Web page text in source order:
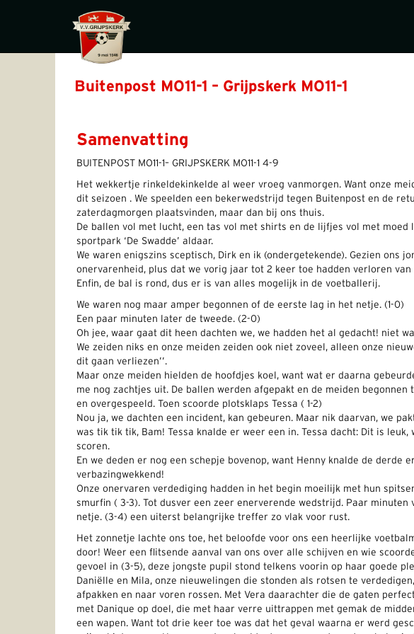
Buitenpost MO11-1 – Grijpskerk MO11-1
Samenvatting
BUITENPOST MO11-1– GRIJPSKERK MO11-1 4-9
Het wekkertje rinkeldekinkelde al weer vroeg vanmorgen. Want onze
dit seizoen . We speelden een bekerwedstrijd tegen Buitenpost en de
zaterdagmorgen plaatsvinden, maar dan bij ons thuis.
De ballen vol met lucht, een tas vol met shirts en de lijfjes vol met moed
sportpark ‘De Swadde’ aldaar.
We waren enigszins sceptisch, Dirk en ik (ondergetekende). Gezien ons
onervarenheid, plus dat we vorig jaar tot 2 keer toe hadden verloren van
Enfin, de bal is rond, dus er is van alles mogelijk in de voetballerij.
We waren nog maar amper begonnen of de eerste lag in het netje. (1-0)
Een paar minuten later de tweede. (2-0)
Oh jee, waar gaat dit heen dachten we, we hadden het al gedacht! niet
We zeiden niks en onze meiden zeiden ook niet zoveel, alleen onze
dit gaan verliezen’’.
Maar onze meiden hielden de hoofdjes koel, want wat er daarna
me nog zachtjes uit. De ballen werden afgepakt en de meiden begonnen
en overgespeeld. Toen scoorde plotsklaps Tessa ( 1-2)
Nou ja, we dachten een incident, kan gebeuren. Maar nik daarvan, we
was tik tik tik, Bam! Tessa knalde er weer een in. Tessa dacht: Dit is
scoren.
En we deden er nog een schepje bovenop, want Henny knalde de derde
verbazingwekkend!
Onze onervaren verdediging hadden in het begin moeilijk met hun
smurfin ( 3-3). Tot dusver een zeer enerverende wedstrijd. Paar
netje. (3-4) een uiterst belangrijke treffer zo vlak voor rust.
Het zonnetje lachte ons toe, het beloofde voor ons een heerlijke
door! Weer een flitsende aanval van ons over alle schijven en wie
gevoel in (3-5), deze jongste pupil stond telkens voorin op haar goede
Daniëlle en Mila, onze nieuwelingen die stonden als rotsen te
afpakken en naar voren rossen. Met Vera daarachter die de gaten
met Danique op doel, die met haar verre uittrappen met gemak de
een wapen. Want tot drie keer toe was dat het geval waarna er werd